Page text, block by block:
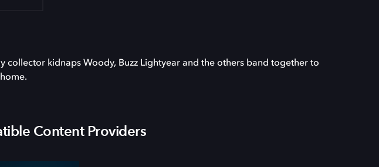
collector kidnaps Woody, Buzz Lightyear and the others band together to
Content Providers